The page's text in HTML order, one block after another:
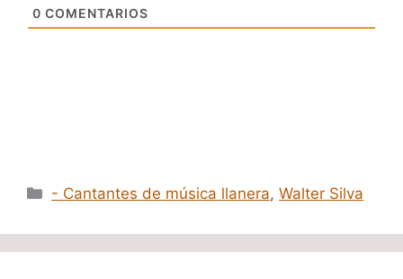
0 COMENTARIOS
Categorías
- Cantantes de música llanera,Walter Silva